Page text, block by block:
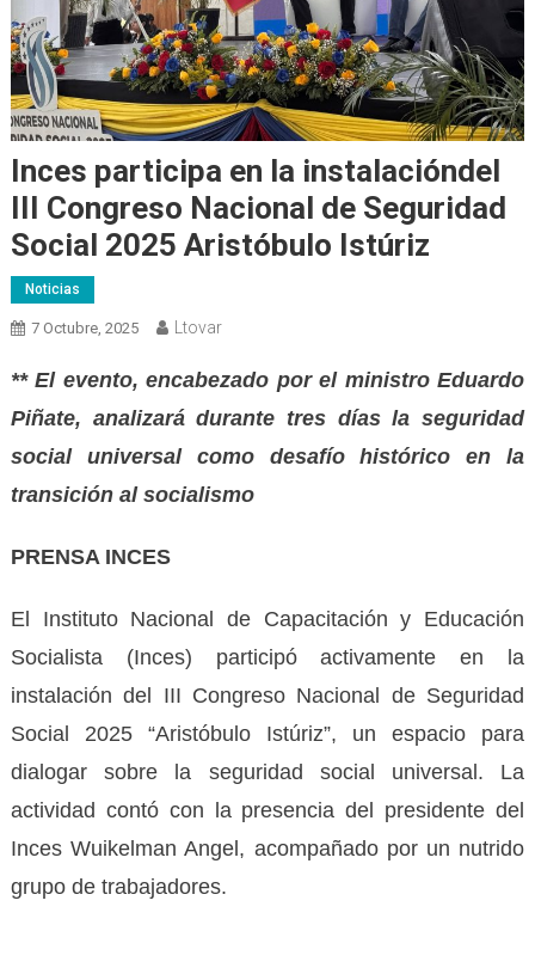
Inces participa en la instalacióndel
III Congreso Nacional de Seguridad
Social 2025 Aristóbulo Istúriz
Noticias
7 Octubre, 2025 Ltovar
** El evento, encabezado por el ministro Eduardo
Piñate, analizará durante tres días la seguridad
social universal como desafío histórico en la
transición al socialismo
PRENSA INCES
El Instituto Nacional de Capacitación y Educación
Socialista (Inces) participó activamente en la
instalación del III Congreso Nacional de Seguridad
Social 2025 “Aristóbulo Istúriz”, un espacio para
dialogar sobre la seguridad social universal. La
actividad contó con la presencia del presidente del
Inces Wuikelman Angel, acompañado por un nutrido
grupo de trabajadores.